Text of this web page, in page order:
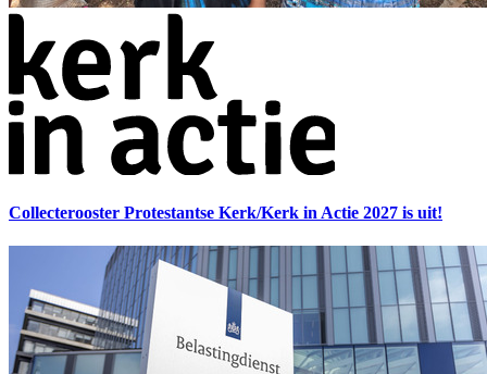
Collecterooster Protestantse Kerk/Kerk in Actie 2027 is uit!